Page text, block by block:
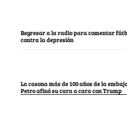
Regresar a la radio para comentar
contra la depresión
La casona más de 100 años de la
Petro afinó su cara a cara con Trump